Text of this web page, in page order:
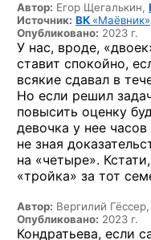
Автор: Егор Щегалькин,
Источник: ВК «Маёвник»
Опубликовано: 2023 г.
У нас, вроде,
ставит спокойно,
всякие сдавал в
Но если решил
повысить оценку
девочка у нее
не зная
на «четыре».
«тройка» за тот
Автор: Вергилий Гёссер,
Опубликовано: 2023 г.
Кондратьева, если